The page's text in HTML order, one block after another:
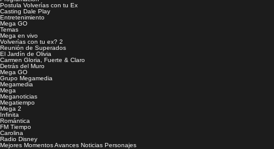
Postula Volverías con tu Ex
Casting Dale Play
Entretenimiento
Mega GO
Temas
Mega en vivo
Volverías con tu ex? 2
Reunión de Superados
El Jardín de Olivia
Carmen Gloria, Fuerte & Claro
Detrás del Muro
Mega GO
Grupo Megamedia
Megamedia
Mega
Meganoticias
Megatiempo
Mega 2
Infinita
Romántica
FM Tiempo
Carolina
Radio Disney
Mejores MomentosAvances Noticias Personajes